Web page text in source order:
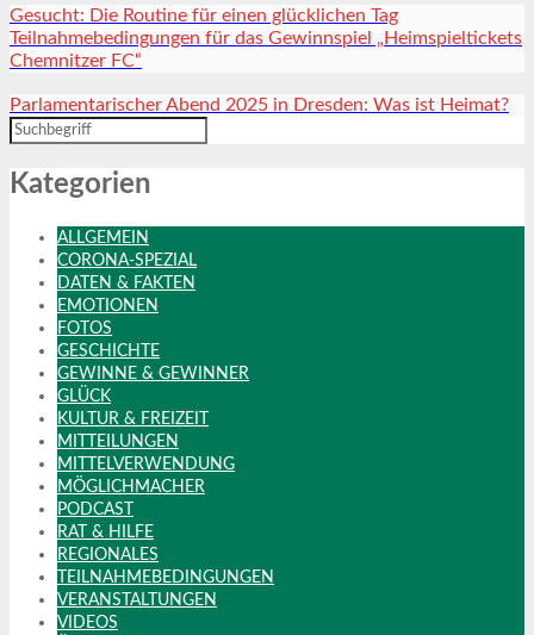
Gesucht: Die Routine für einen glücklichen Tag
Teilnahmebedingungen für das Gewinnspiel „Heimspieltickets
Chemnitzer FC“
Parlamentarischer Abend 2025 in Dresden: Was ist Heimat?
Kategorien
ALLGEMEIN
CORONA-SPEZIAL
DATEN & FAKTEN
EMOTIONEN
FOTOS
GESCHICHTE
GEWINNE & GEWINNER
GLÜCK
KULTUR & FREIZEIT
MITTEILUNGEN
MITTELVERWENDUNG
MÖGLICHMACHER
PODCAST
RAT & HILFE
REGIONALES
TEILNAHMEBEDINGUNGEN
VERANSTALTUNGEN
VIDEOS